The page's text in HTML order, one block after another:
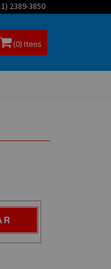
2389-3850
(0) Itens